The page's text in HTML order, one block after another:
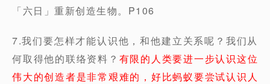
「六日」重新创造生物。P106
7.我们要怎样才能认识他，和他建立关系呢？我们从
何取得他的联络资料？ 有限的人类要进一步认识这位
伟大的创造者是非常艰难的，好比蚂蚁要尝试认识人